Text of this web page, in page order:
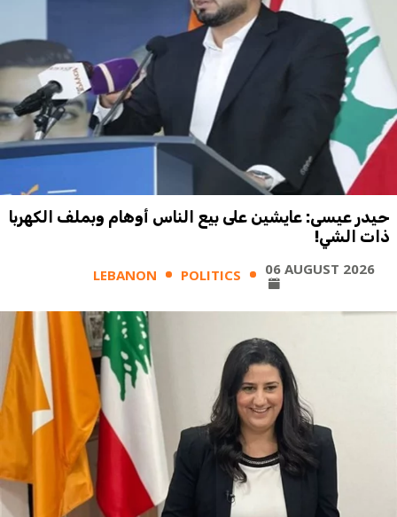
حيدر عيسى: عايشين على بيع الناس أوهام وبملف الكهربا
ذات الشي!
LEBANON POLITICS 06 AUGUST 2026